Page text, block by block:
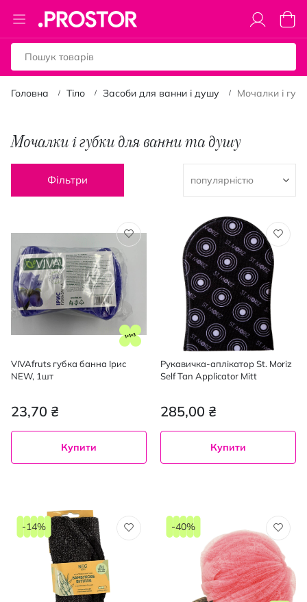
Toggle
Nav
Кошик
Головна Тіло Засоби для ванни і душу Мочалки і
Мочалки і губки для ванни та душу
Фільтри
VIVAfruts губка банна Ірис
NEW, 1шт
23,70 ₴
Купити
Рукавичка-аплікатор St. Moriz
Self Tan Applicator Mitt
285,00 ₴
Купити
-14% -40%